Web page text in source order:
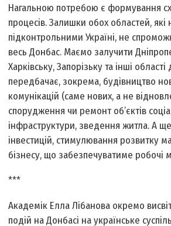
Нагальною потребою є формування
процесів. Залишки обох областей, які
підконтрольними Україні, не
весь Донбас. Маємо залучити
Харківську, Запорізьку та інші
передбачає, зокрема, будівництво
комунікацій (саме нових, а не
спорудження чи ремонт об’єктів
інфраструктури, зведення житла. А
інвестицій, стимулювання розвитку
бізнесу, що забезпечуватиме робочі
***
Академік Елла Лібанова окремо
подій на Донбасі на українське